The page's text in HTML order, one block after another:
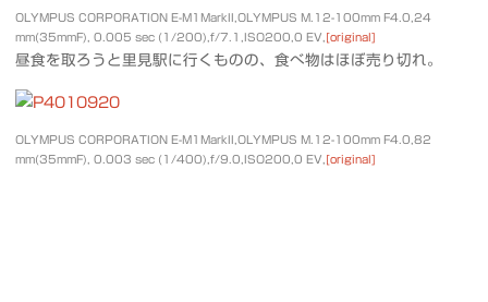
OLYMPUS CORPORATION E-M1MarkII,OLYMPUS M.12-100mm F4.0,24
mm(35mmF), 0.005 sec (1/200),f/7.1,ISO200,0 EV, [original]
昼食を取ろうと里見駅に行くものの、食べ物はほぼ売り切れ。
OLYMPUS CORPORATION E-M1MarkII,OLYMPUS M.12-100mm F4.0,82
mm(35mmF), 0.003 sec (1/400),f/9.0,ISO200,0 EV, [original]